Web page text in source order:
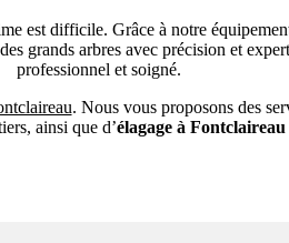
est difficile. Grâce à notre
grands arbres avec précision et
professionnel et soigné.
. Nous vous proposons des
ainsi que d’élagage à Fontclaireau